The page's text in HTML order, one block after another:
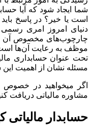
شما ایجاد شود که آیا
است یا خیر؟ در پاسخ
دنیای امروز امری رسمی
چارچوب‌های مخصوص آن
موظف به رعایت آن‌ها
تحت عنوان حسابداری
مسئله نشان از اهمیت
اگر میخواهید در خصوص
مشاوره مالیاتی دریافت
حسابدار